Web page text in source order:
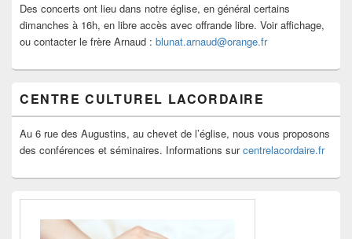
Des concerts ont lieu dans notre église, en général certains
dimanches à 16h, en libre accès avec offrande libre. Voir affichage,
ou contacter le frère Arnaud : blunat.arnaud@orange.fr
CENTRE CULTUREL LACORDAIRE
Au 6 rue des Augustins, au chevet de l’église, nous vous proposons
des conférences et séminaires. Informations surcentrelacordaire.fr